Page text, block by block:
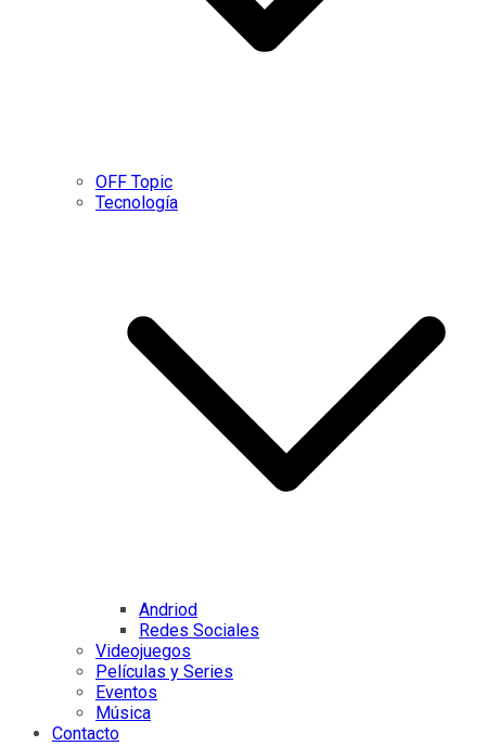
OFF Topic
Tecnología
Andriod
Redes Sociales
Videojuegos
Películas y Series
Eventos
Música
Contacto